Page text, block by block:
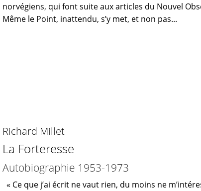
norvégiens, qui font suite aux articles du Nouvel
Même le Point, inattendu, s’y met, et non pas...
Richard Millet
La Forteresse
Autobiographie 1953-1973
« Ce que j’ai écrit ne vaut rien, du moins ne